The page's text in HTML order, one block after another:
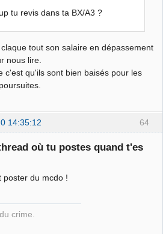
tu revis dans ta BX/A3 ?
tout son salaire en dépassement
nous lire.
c'est qu'ils sont bien baisés pour les
64
14:35:12
où tu postes quand t'es
poster du mcdo !
crime.